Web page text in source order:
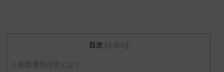
目次 [非表示]
1
長期優良住宅とは？